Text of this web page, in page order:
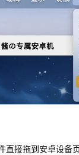
接拖到安卓设备